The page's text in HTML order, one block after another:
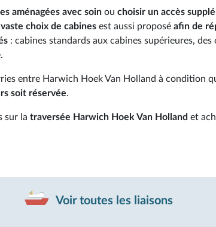
aménagées avec soin ou choisir un accès
vaste choix de cabines est aussi proposé afin de
: cabines standards aux cabines supérieures, des
entre Harwich Hoek Van Holland à condition
soit réservée.
sur la traversée Harwich Hoek Van Holland et
Voir toutes les liaisons